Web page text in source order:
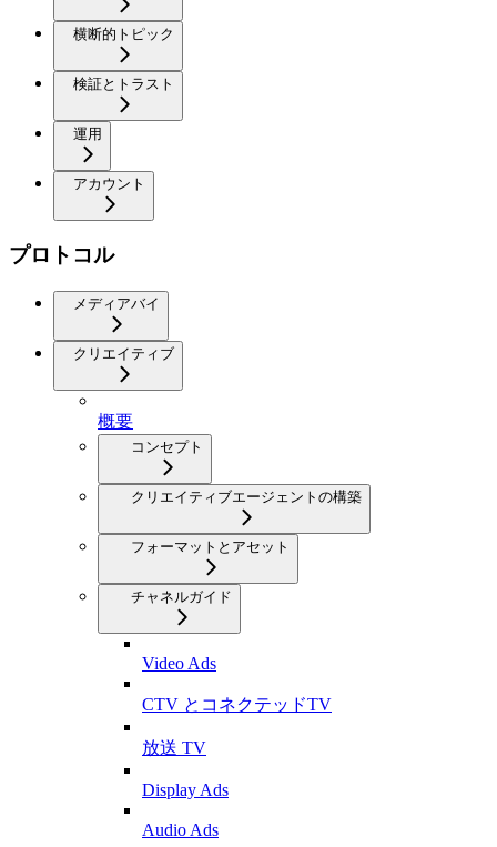
横断的トピック
検証とトラスト
運用
アカウント
プロトコル
メディアバイ
クリエイティブ
概要
コンセプト
クリエイティブエージェントの構築
フォーマットとアセット
チャネルガイド
Video Ads
CTV とコネクテッドTV
放送 TV
Display Ads
Audio Ads